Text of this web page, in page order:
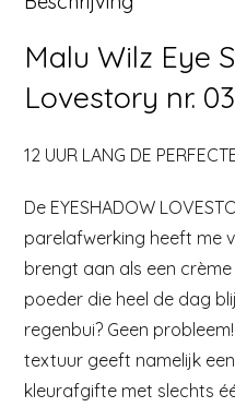
Malu Wilz Eye
Lovestory nr.
12 UUR LANG DE
De EYESHADOW
parelafwerking heeft me
brengt aan als een
poeder die heel de dag
regenbui? Geen
textuur geeft namelijk
kleurafgifte met slechts